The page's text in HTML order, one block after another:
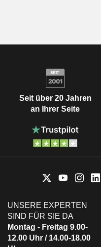
Seit über 20 Jahren
an Ihrer Seite
UNSERE EXPERTEN
SIND FÜR SIE DA
Montag - Freitag 9.00-
12.00 Uhr / 14.00-18.00